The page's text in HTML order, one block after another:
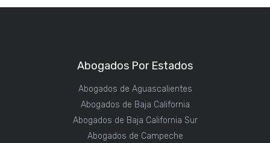
Abogados Por Estados
Abogados de Aguascalientes
Abogados de Baja California
Abogados de Baja California Sur
Abogados de Campeche